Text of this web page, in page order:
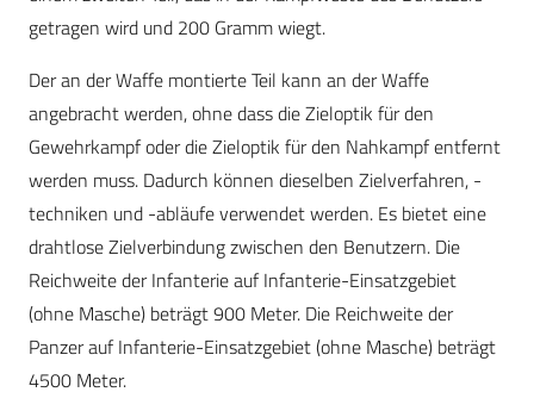
getragen wird und 200 Gramm wiegt.
Der an der Waffe montierte Teil kann an der Waffe
angebracht werden, ohne dass die Zieloptik für den
Gewehrkampf oder die Zieloptik für den Nahkampf entfernt
werden muss. Dadurch können dieselben Zielverfahren, -
techniken und -abläufe verwendet werden. Es bietet eine
drahtlose Zielverbindung zwischen den Benutzern. Die
Reichweite der Infanterie auf Infanterie-Einsatzgebiet
(ohne Masche) beträgt 900 Meter. Die Reichweite der
Panzer auf Infanterie-Einsatzgebiet (ohne Masche) beträgt
4500 Meter.